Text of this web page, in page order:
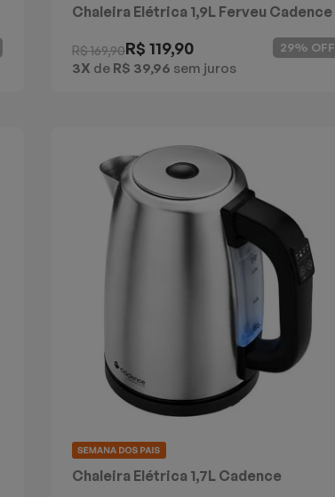
Chaleira Elétrica 1,9L Ferveu Cadence
R$ 169,90R$ 119,90
3X de R$ 39,96 sem juros
29% OFF
Chaleira Elétrica 1,7L Cadence